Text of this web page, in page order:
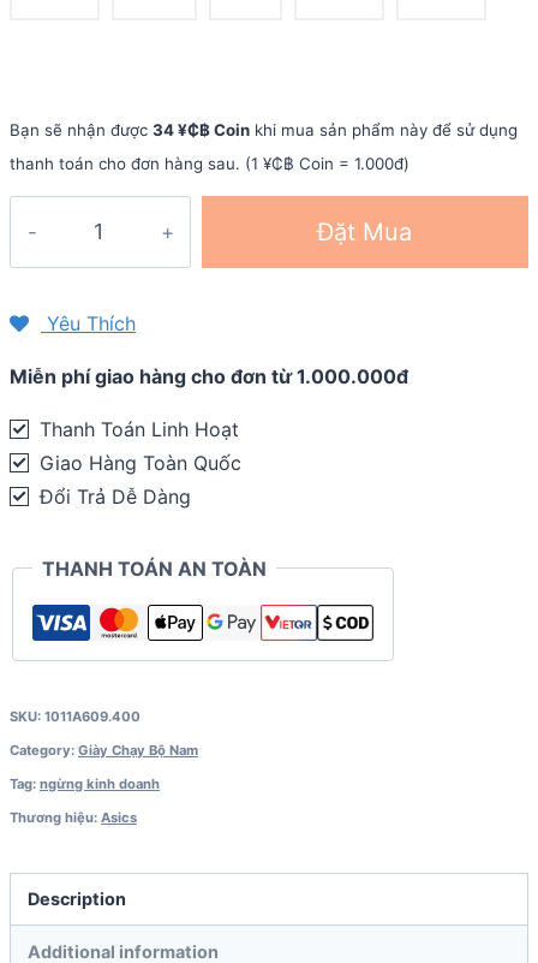
Bạn sẽ nhận được 34 ¥₵฿ Coin khi mua sản phẩm này để sử dụng
thanh toán cho đơn hàng sau. (1 ¥₵฿ Coin = 1.000đ)
Patriot
Twist
quantity
Đặt Mua
Yêu Thích
Miễn phí giao hàng cho đơn từ 1.000.000đ
Thanh Toán Linh Hoạt
Giao Hàng Toàn Quốc
Đổi Trả Dễ Dàng
THANH TOÁN AN TOÀN
SKU: 1011A609.400
Category: Giày Chạy Bộ Nam
Tag: ngừng kinh doanh
Thương hiệu: Asics
Description
Additional information